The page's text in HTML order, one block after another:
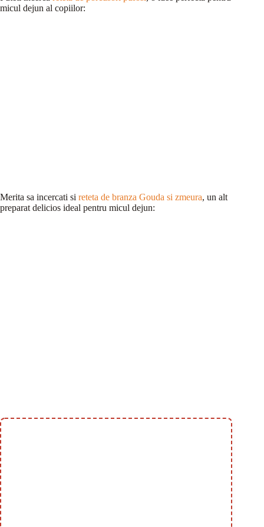
micul dejun al copiilor:
Merita sa incercati si reteta de branza Gouda si zmeura, un alt
preparat delicios ideal pentru micul dejun: